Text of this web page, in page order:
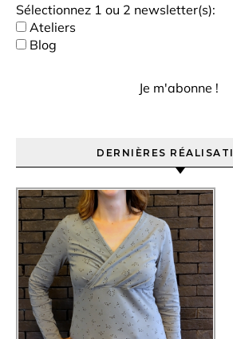
Sélectionnez 1 ou 2 newsletter(s):
Ateliers
Blog
DERNIÈRES